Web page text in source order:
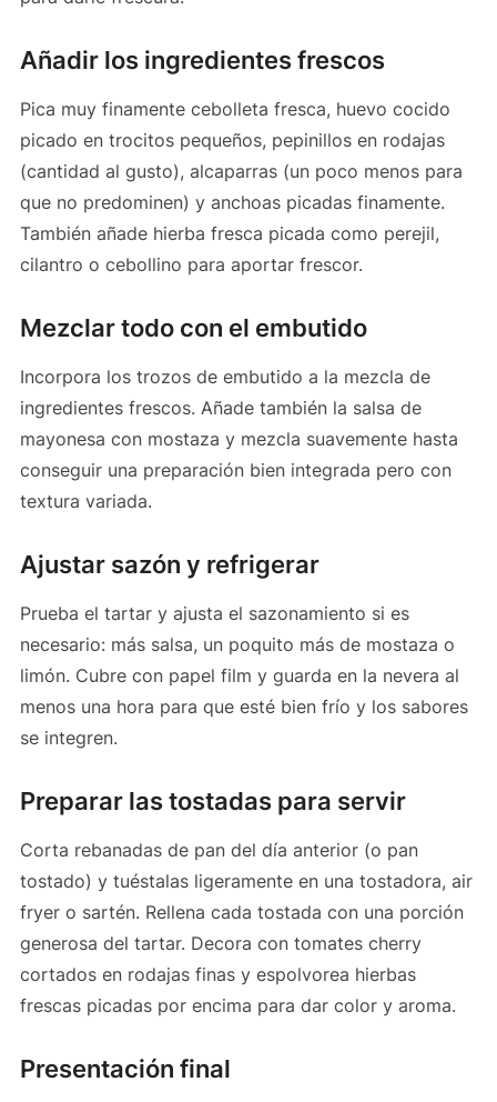
Añadir los ingredientes frescos
Pica muy finamente cebolleta fresca, huevo cocido
picado en trocitos pequeños, pepinillos en rodajas
(cantidad al gusto), alcaparras (un poco menos para
que no predominen) y anchoas picadas finamente.
También añade hierba fresca picada como perejil,
cilantro o cebollino para aportar frescor.
Mezclar todo con el embutido
Incorpora los trozos de embutido a la mezcla de
ingredientes frescos. Añade también la salsa de
mayonesa con mostaza y mezcla suavemente hasta
conseguir una preparación bien integrada pero con
textura variada.
Ajustar sazón y refrigerar
Prueba el tartar y ajusta el sazonamiento si es
necesario: más salsa, un poquito más de mostaza o
limón. Cubre con papel film y guarda en la nevera al
menos una hora para que esté bien frío y los sabores
se integren.
Preparar las tostadas para servir
Corta rebanadas de pan del día anterior (o pan
tostado) y tuéstalas ligeramente en una tostadora, air
fryer o sartén. Rellena cada tostada con una porción
generosa del tartar. Decora con tomates cherry
cortados en rodajas finas y espolvorea hierbas
frescas picadas por encima para dar color y aroma.
Presentación final